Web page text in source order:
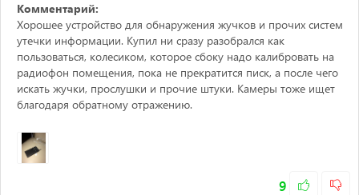
Комментарий:
Хорошее устройство для обнаружения жучков и прочих систем
утечки информации. Купил ни сразу разобрался как
пользоваться, колесиком, которое сбоку надо калибровать на
радиофон помещения, пока не прекратится писк, а после чего
искать жучки, прослушки и прочие штуки. Камеры тоже ищет
благодаря обратному отражению.
9